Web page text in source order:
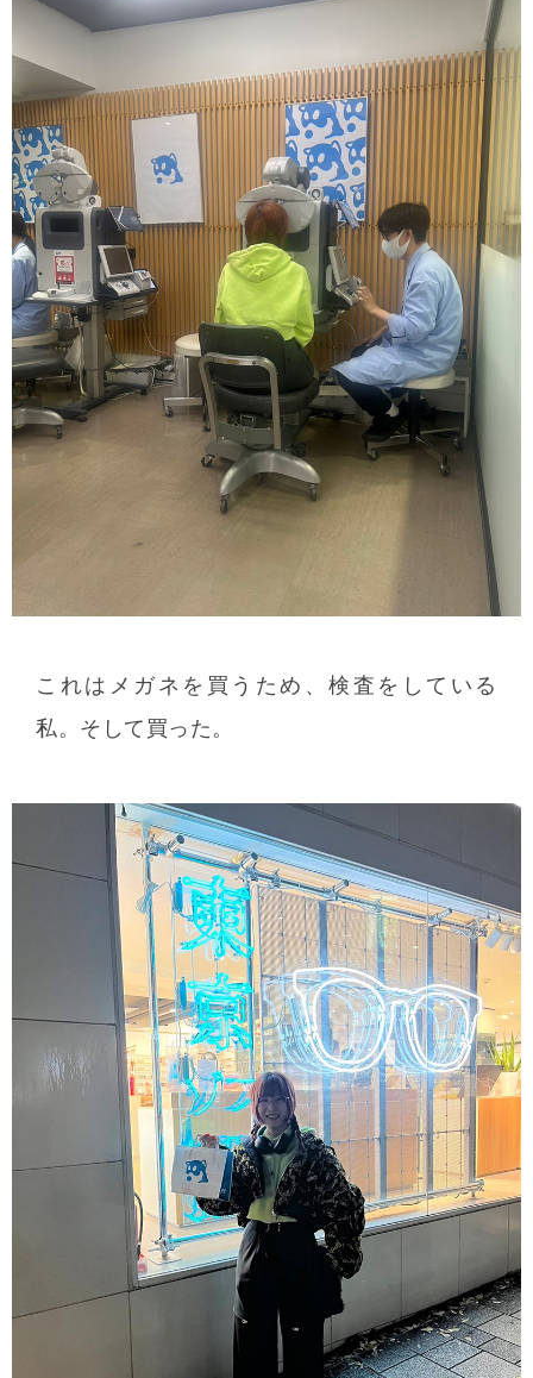
これはメガネを買うため、検査をしている
私。そして買った。